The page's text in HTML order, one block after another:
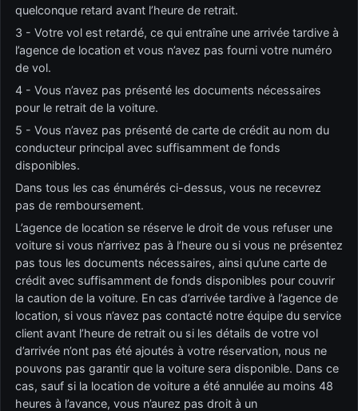
quelconque retard avant l’heure de retrait.
3 - Votre vol est retardé, ce qui entraîne une arrivée tardive à
l’agence de location et vous n’avez pas fourni votre numéro
de vol.
4 - Vous n’avez pas présenté les documents nécessaires
pour le retrait de la voiture.
5 - Vous n’avez pas présenté de carte de crédit au nom du
conducteur principal avec suffisamment de fonds
disponibles.
Dans tous les cas énumérés ci-dessus, vous ne recevrez
pas de remboursement.
L’agence de location se réserve le droit de vous refuser une
voiture si vous n’arrivez pas à l’heure ou si vous ne présentez
pas tous les documents nécessaires, ainsi qu’une carte de
crédit avec suffisamment de fonds disponibles pour couvrir
la caution de la voiture. En cas d’arrivée tardive à l’agence de
location, si vous n’avez pas contacté notre équipe du service
client avant l’heure de retrait ou si les détails de votre vol
d’arrivée n’ont pas été ajoutés à votre réservation, nous ne
pouvons pas garantir que la voiture sera disponible. Dans ce
cas, sauf si la location de voiture a été annulée au moins 48
heures à l’avance, vous n’aurez pas droit à un